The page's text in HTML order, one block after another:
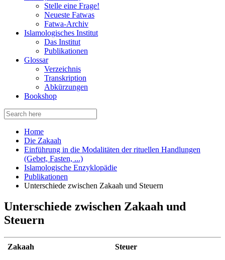
Stelle eine Frage!
Neueste Fatwas
Fatwa-Archiv
Islamologisches Institut
Das Institut
Publikationen
Glossar
Verzeichnis
Transkription
Abkürzungen
Bookshop
Search
for:
Home
Die Zakaah
Einführung in die Modalitäten der rituellen Handlungen
(Gebet, Fasten, ...)
Islamologische Enzyklopädie
Publikationen
Unterschiede zwischen Zakaah und Steuern
Unterschiede zwischen Zakaah und
Steuern
Zakaah Steuer